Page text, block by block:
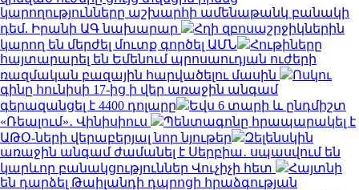
կարողությունները աշխարհի ամենաթանկ բանակի
դեմ. Իրանի ԱԳ նախարար
Հղի զբոսաշրջիկներին
կարող են մերժել մուտք գործել ԱՄՆ
Հութիները
հայտարարել են Եմենում պրոսաուդյան ուժերի
ռազմական բազային հարվածելու մասին
Ոսկու
գինը հունիսի 17-ից ի վեր առաջին անգամ
գերազանցել է 4400 դոլարը
Եվս 6 տարի և ընդմիշտ
«Ռեալում»․ Վինիսիուս
Պենտագոնը հրապարակել է
ԱԹՕ-ների վերաբերյալ նոր նյութեր
Զելենսկին
առաջին անգամ ժամանել է Սերբիա․ սպասվում են
կարևոր բանակցություններ Վուչիչի հետ
Հայտնի
են դարձել Թաիլանդի դպրոցի հրաձգության